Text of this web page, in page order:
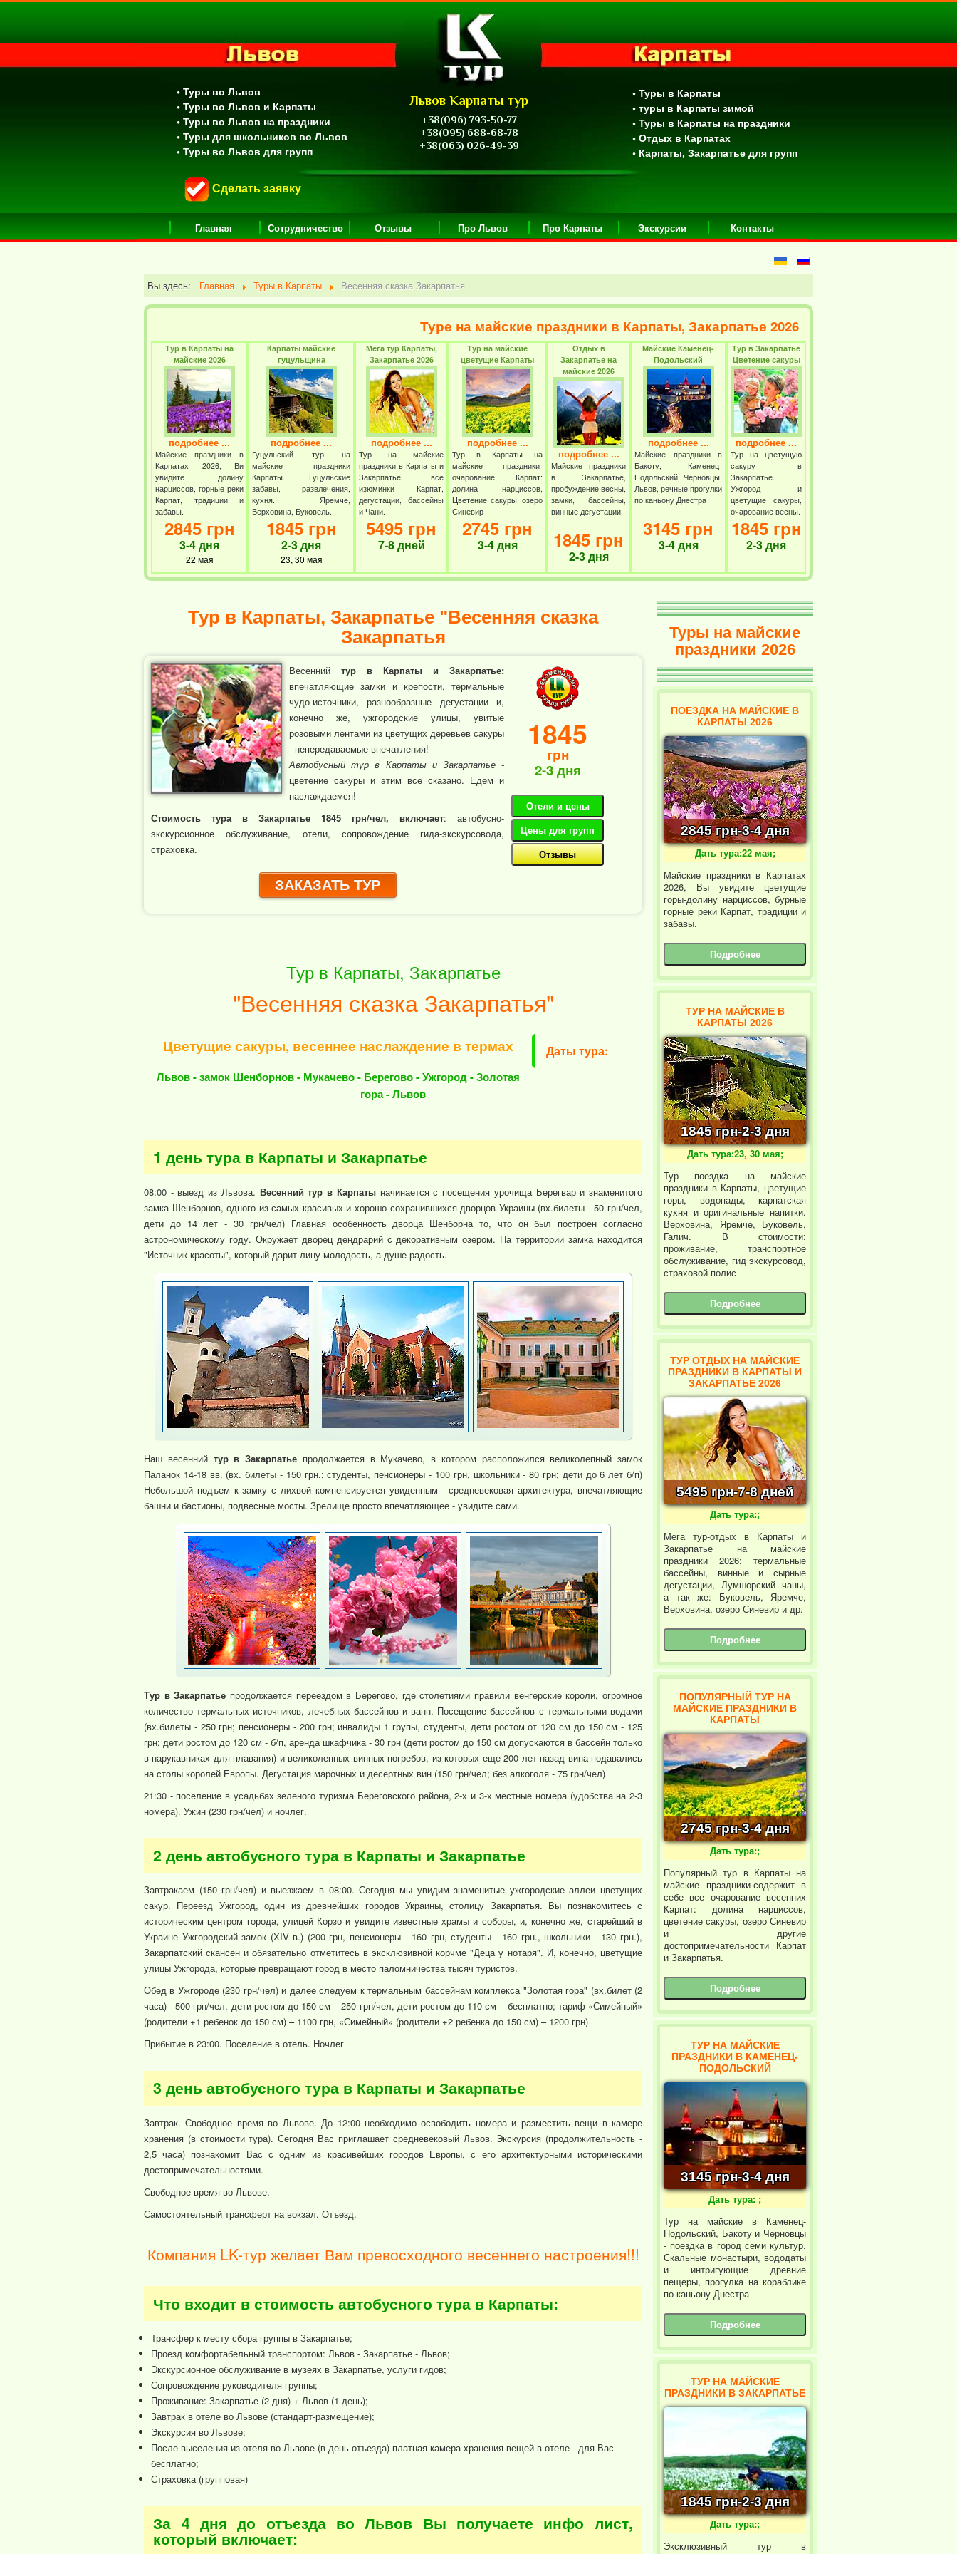
• Туры во Львов
• Туры во Львов и Карпаты
• Туры во Львов на праздники
• Туры для школьников во Львов
• Туры во Львов для групп
Львов Карпаты тур
+38(096) 793-50-77
+38(095) 688-68-78
+38(063) 026-49-39
• Туры в Карпаты
• туры в Карпаты зимой
• Туры в Карпаты на праздники
• Отдых в Карпатах
• Карпаты, Закарпатье для групп
Сделать заявку
Главная Сотрудничество Отзывы Про Львов Про Карпаты Экскурсии Контакты
Вы здесь: Главная Туры в Карпаты Весенняя сказка Закарпатья
Туре на майские праздники в Карпаты, Закарпатье 2026
Тур в Карпаты на
майские 2026
подробнее ...
Майские праздники в
Карпатах 2026, Ви
увидите долину
нарциссов, горные реки
Карпат, традиции и
забавы.
2845 грн
3-4 дня
22 мая
Карпаты майские
гуцульщина
подробнее ...
Гуцульский тур на
майские праздники
Карпаты. Гуцульские
забавы, развлечения,
кухня. Яремче,
Верховина, Буковель.
1845 грн
2-3 дня
23, 30 мая
Мега тур Карпаты,
Закарпатье 2026
подробнее ...
Тур на майские
праздники в Карпаты и
Закарпатье, все
изюминки Карпат,
дегустации, бассейны
и Чани.
5495 грн
7-8 дней
Тур на майские
цветущие Карпаты
подробнее ...
Тур в Карпаты на
майские праздники-
очарование Карпат:
долина нарциссов,
Цветение сакуры, озеро
Синевир
2745 грн
3-4 дня
Отдых в
Закарпатье на
майские 2026
подробнее ...
Майские праздники
в Закарпатье,
пробуждение весны,
замки, бассейны,
винные дегустации
1845 грн
2-3 дня
Майские Каменец-
Подольский
подробнее ...
Майские праздники в
Бакоту, Каменец-
Подольский, Черновцы,
Львов, речные прогулки
по каньону Днестра
3145 грн
3-4 дня
Тур в Закарпатье
Цветение сакуры
подробнее ...
Тур на цветущую
сакуру в
Закарпатье.
Ужгород и
цветущие сакуры,
очарование весны.
1845 грн
2-3 дня
Тур в Карпаты, Закарпатье "Весенняя сказка
Закарпатья
Весеннийтур в Карпаты и Закарпатье:
впечатляющие замки и крепости, термальные
чудо-источники, разнообразные дегустации и,
конечно же, ужгородские улицы, увитые
розовыми лентами из цветущих деревьев сакуры
- непередаваемые впечатления!
Автобусный тур в Карпаты и Закарпатье -
цветение сакуры и этим все сказано. Едем и
наслаждаемся!
Стоимость тура в Закарпатье 1845 грн/чел, включает: автобусно-
экскурсионное обслуживание, отели, сопровождение гида-экскурсовода,
страховка.
ЗАКАЗАТЬ ТУР
1845
грн
2-3 дня
Отели и цены
Цены для групп
Отзывы
Тур в Карпаты, Закарпатье
"Весенняя сказка Закарпатья"
Даты тура:
Цветущие сакуры, весеннее наслаждение в термах
Львов - замок Шенборнов - Мукачево - Берегово - Ужгород - Золотая
гора - Львов
1 день тура в Карпаты и Закарпатье
08:00 - выезд из Львова. Весенний тур в Карпаты начинается с посещения урочища Берегвар и знаменитого
замка Шенборнов, одного из самых красивых и хорошо сохранившихся дворцов Украины (вх.билеты - 50 грн/чел,
дети до 14 лет - 30 грн/чел) Главная особенность дворца Шенборна то, что он был построен согласно
астрономическому году. Окружает дворец дендрарий с декоративным озером. На территории замка находится
"Источник красоты", который дарит лицу молодость, а душе радость.
Наш весеннийтур в Закарпатье продолжается в Мукачево, в котором расположился великолепный замок
Паланок 14-18 вв. (вх. билеты - 150 грн.; студенты, пенсионеры - 100 грн, школьники - 80 грн; дети до 6 лет б/п)
Небольшой подъем к замку с лихвой компенсируется увиденным - средневековая архитектура, впечатляющие
башни и бастионы, подвесные мосты. Зрелище просто впечатляющее - увидите сами.
Тур в Закарпатье продолжается переездом в Берегово, где столетиями правили венгерские короли, огромное
количество термальных источников, лечебных бассейнов и ванн. Посещение бассейнов с термальными водами
(вх.билеты - 250 грн; пенсионеры - 200 грн; инвалиды 1 групы, студенты, дети ростом от 120 см до 150 см - 125
грн; дети ростом до 120 см - б/п, аренда шкафчика - 30 грн (дети ростом до 150 см допускаются в бассейн только
в нарукавниках для плавания) и великолепных винных погребов, из которых еще 200 лет назад вина подавались
на столы королей Европы. Дегустация марочных и десертных вин (150 грн/чел; без алкоголя - 75 грн/чел)
21:30 - поселение в усадьбах зеленого туризма Береговского района, 2-х и 3-х местные номера (удобства на 2-3
номера). Ужин (230 грн/чел) и ночлег.
2 день автобусного тура в Карпаты и Закарпатье
Завтракаем (150 грн/чел) и выезжаем в 08:00. Сегодня мы увидим знаменитые ужгородские аллеи цветущих
сакур. Переезд Ужгород, один из древнейших городов Украины, столицу Закарпатья. Вы познакомитесь с
историческим центром города, улицей Корзо и увидите известные храмы и соборы, и, конечно же, старейший в
Украине Ужгородский замок (ХIV в.) (200 грн, пенсионеры - 160 грн, студенты - 160 грн., школьники - 130 грн.),
Закарпатский скансен и обязательно отметитесь в эксклюзивной корчме "Деца у нотаря". И, конечно, цветущие
улицы Ужгорода, которые превращают город в место паломничества тысяч туристов.
Обед в Ужгороде (230 грн/чел) и далее следуем к термальным бассейнам комплекса "Золотая гора" (вх.билет (2
часа) - 500 грн/чел, дети ростом до 150 см – 250 грн/чел, дети ростом до 110 см – бесплатно; тариф «Симейный»
(родители +1 ребенок до 150 см) – 1100 грн, «Симейный» (родители +2 ребенка до 150 см) – 1200 грн)
Прибытие в 23:00. Поселение в отель. Ночлег
3 день автобусного тура в Карпаты и Закарпатье
Завтрак. Свободное время во Львове. До 12:00 необходимо освободить номера и разместить вещи в камере
хранения (в стоимости тура). Сегодня Вас приглашает средневековый Львов. Экскурсия (продолжительность -
2,5 часа) познакомит Вас с одним из красивейших городов Европы, с его архитектурными историческими
достопримечательностями.
Свободное время во Львове.
Самостоятельный трансферт на вокзал. Отъезд.
Компания LK-тур желает Вам превосходного весеннего настроения!!!
Что входит в стоимость автобусного тура в Карпаты:
Трансфер к месту сбора группы в Закарпатье;
Проезд комфортабельный транспортом: Львов - Закарпатье - Львов;
Экскурсионное обслуживание в музеях в Закарпатье, услуги гидов;
Сопровождение руководителя группы;
Проживание: Закарпатье (2 дня) + Львов (1 день);
Завтрак в отеле во Львове (стандарт-размещение);
Экскурсия во Львове;
После выселения из отеля во Львове (в день отъезда) платная камера хранения вещей в отеле - для Вас
бесплатно;
Страховка (групповая)
За 4 дня до отъезда во Львов Вы получаете инфо лист,
который включает:
Туры на майские
праздники 2026
ПОЕЗДКА НА МАЙСКИЕ В
КАРПАТЫ 2026
2845 грн-3-4 дня
Дать тура:22 мая;
Майские праздники в Карпатах
2026, Вы увидите цветущие
горы-долину нарциссов, бурные
горные реки Карпат, традиции и
забавы.
Подробнее
ТУР НА МАЙСКИЕ В
КАРПАТЫ 2026
1845 грн-2-3 дня
Дать тура:23, 30 мая;
Тур поездка на майские
праздники в Карпаты, цветущие
горы, водопады, карпатская
кухня и оригинальные напитки.
Верховина, Яремче, Буковель,
Галич. В стоимости:
проживание, транспортное
обслуживание, гид экскурсовод,
страховой полис
Подробнее
ТУР ОТДЫХ НА МАЙСКИЕ
ПРАЗДНИКИ В КАРПАТЫ И
ЗАКАРПАТЬЕ 2026
5495 грн-7-8 дней
Дать тура:;
Мега тур-отдых в Карпаты и
Закарпатье на майские
праздники 2026: термальные
бассейны, винные и сырные
дегустации, Лумшорский чаны,
а так же: Буковель, Яремче,
Верховина, озеро Синевир и др.
Подробнее
ПОПУЛЯРНЫЙ ТУР НА
МАЙСКИЕ ПРАЗДНИКИ В
КАРПАТЫ
2745 грн-3-4 дня
Дать тура:;
Популярный тур в Карпаты на
майские праздники-содержит в
себе все очарование весенних
Карпат: долина нарциссов,
цветение сакуры, озеро Синевир
и другие
достопримечательности Карпат
и Закарпатья.
Подробнее
ТУР НА МАЙСКИЕ
ПРАЗДНИКИ В КАМЕНЕЦ-
ПОДОЛЬСКИЙ
3145 грн-3-4 дня
Дать тура: ;
Тур на майские в Каменец-
Подольский, Бакоту и Черновцы
- поездка в город семи культур.
Скальные монастыри, вододаты
и интригующие древние
пещеры, прогулка на кораблике
по каньону Днестра
Подробнее
ТУР НА МАЙСКИЕ
ПРАЗДНИКИ В ЗАКАРПАТЬЕ
1845 грн-2-3 дня
Дать тура:;
Эксклюзивный тур в